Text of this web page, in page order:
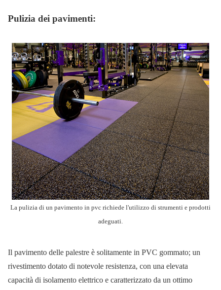
Pulizia dei pavimenti:
La pulizia di un pavimento in pvc richiede l'utilizzo di strumenti e prodotti
adeguati.
Il pavimento delle palestre è solitamente in PVC gommato; un
rivestimento dotato di notevole resistenza, con una elevata
capacità di isolamento elettrico e caratterizzato da un ottimo